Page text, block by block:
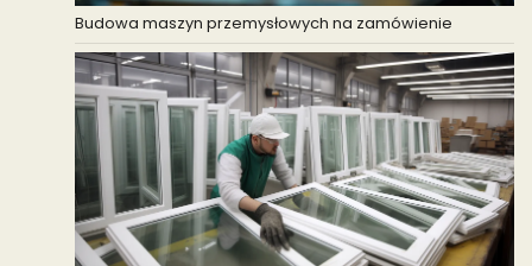
Budowa maszyn przemysłowych na zamówienie